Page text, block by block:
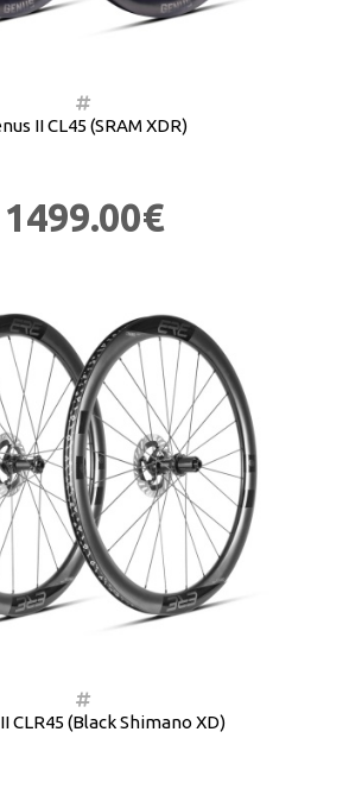
II CL45 (SRAM XDR)
1499.00€
CLR45 (Black Shimano XD)